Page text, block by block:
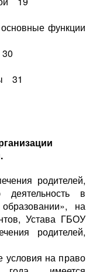
функции
31
родителей,
в
на
Устава ГБОУ
родителей,
условия на право